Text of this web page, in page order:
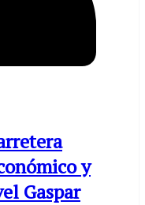
y
Gaspar